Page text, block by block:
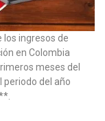
los ingresos de
en Colombia
meses del
periodo del año